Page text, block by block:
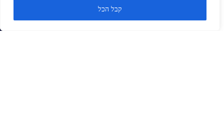
קבל הכל
ראשי
בלוג